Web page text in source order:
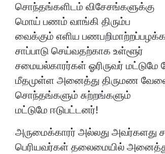
சொந்தங்களிடம் விசேசங்களுக்கு
மொய் பணம் வாங்கி திரும்ப
வைக்கும் எளிய
சாப்பாடு செய்வதற்காக உள்ளூர்
சமையல்காரர்கள் ஓரிருவர்
மீதமுள்ள அனைத்து திருமண
சொந்தங்களும் சுற்றங்களும்
மட்டுமே ஈடுபட்டனர்!
அருமைக்காரர் அல்லது அவர்களது
பெரியவர்கள் தலைமையில்